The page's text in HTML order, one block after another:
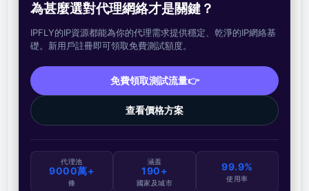
為甚麼選對代理網絡才是關鍵？
IPFLY的IP資源都能為你的代理需求提供穩定、乾淨的IP網絡基
礎。新用戶註冊即可領取免費測試額度。
免費領取測試流量👉
查看價格方案
代理池
9000萬+
條
涵蓋
190+
國家及城市
99.9%
使用率